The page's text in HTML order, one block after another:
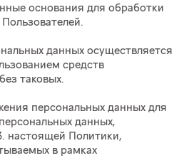
основания для обработки
данных осуществляется
средств
таковых.
персональных данных для
данных,
настоящей Политики,
в рамках